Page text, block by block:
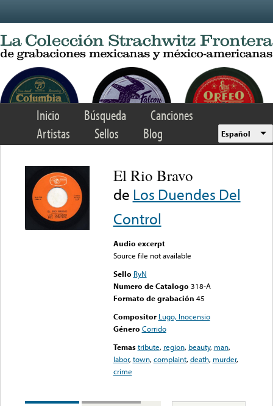
Inicio Búsqueda
Canciones
Artistas
Sellos Blog Español
El Rio Bravo
de Los Duendes Del
Control
Audio excerpt
Source file not available
Sello RyN
Numero de Catalogo 318-A
Formato de grabación 45
Compositor Lugo, Inocensio
Género Corrido
Temas tribute, region, beauty, man,
labor,town,complaint,death, murder,
crime